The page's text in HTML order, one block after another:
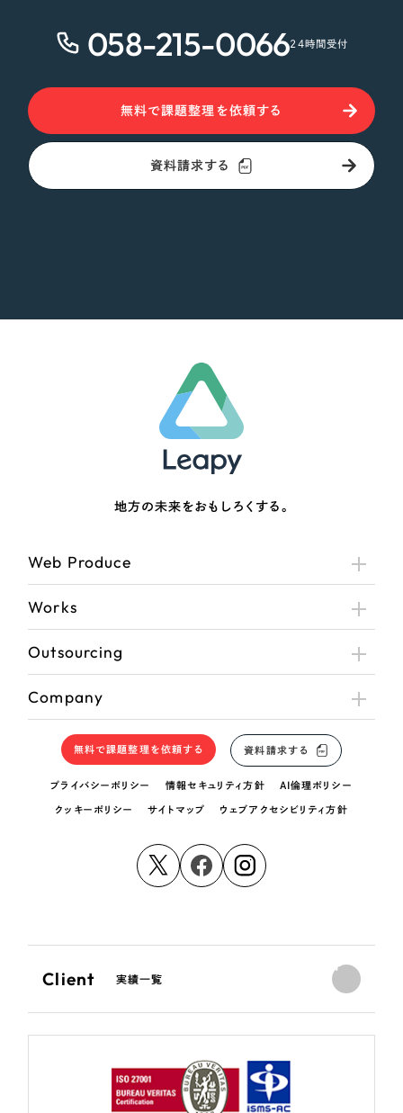
058-215-006624時間受付
無料で課題整理を依頼する
資料請求する
地方の未来をおもしろくする。
Web Produce
Works
Outsourcing
Company
無料で課題整理を依頼する 資料請求する
プライバシーポリシー 情報セキュリティ方針 AI倫理ポリシー
クッキーポリシー サイトマップ ウェブアクセシビリティ方針
Client 実績一覧